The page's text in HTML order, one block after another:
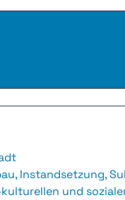
Instandsetzung,
und